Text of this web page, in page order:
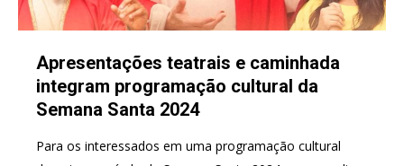
Apresentações teatrais e caminhada
integram programação cultural da
Semana Santa 2024
Para os interessados em uma programação cultural